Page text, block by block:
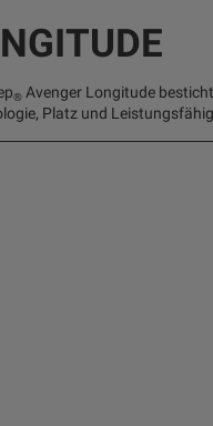
® Avenger Longitude
Platz und